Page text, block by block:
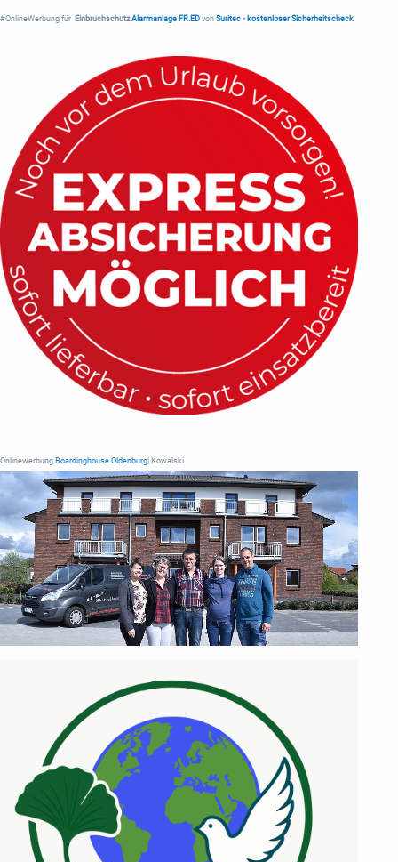
#OnlineWerbung für Einbruchschutz Alarmanlage FR.ED von Suritec • kostenloser Sicherheitscheck
Onlinewerbung Boardinghouse Oldenburg | Kowalski